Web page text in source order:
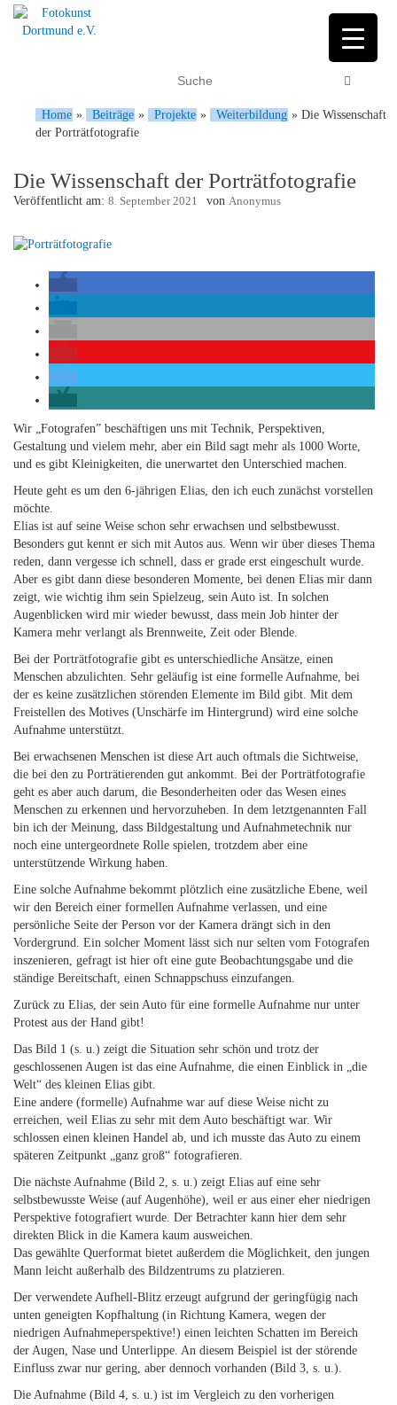
Home » Beiträge » Projekte » Weiterbildung »Die Wissenschaft
der Porträtfotografie
Die Wissenschaft der Porträtfotografie
Veröffentlicht am: 8. September 2021 von Anonymus
Wir „Fotografen” beschäftigen uns mit Technik, Perspektiven,
Gestaltung und vielem mehr, aber ein Bild sagt mehr als 1000 Worte,
und es gibt Kleinigkeiten, die unerwartet den Unterschied machen.
Heute geht es um den 6-jährigen Elias, den ich euch zunächst vorstellen
möchte.
Elias ist auf seine Weise schon sehr erwachsen und selbstbewusst.
Besonders gut kennt er sich mit Autos aus. Wenn wir über dieses Thema
reden, dann vergesse ich schnell, dass er grade erst eingeschult wurde.
Aber es gibt dann diese besonderen Momente, bei denen Elias mir dann
zeigt, wie wichtig ihm sein Spielzeug, sein Auto ist. In solchen
Augenblicken wird mir wieder bewusst, dass mein Job hinter der
Kamera mehr verlangt als Brennweite, Zeit oder Blende.
Bei der Porträtfotografie gibt es unterschiedliche Ansätze, einen
Menschen abzulichten. Sehr geläufig ist eine formelle Aufnahme, bei
der es keine zusätzlichen störenden Elemente im Bild gibt. Mit dem
Freistellen des Motives (Unschärfe im Hintergrund) wird eine solche
Aufnahme unterstützt.
Bei erwachsenen Menschen ist diese Art auch oftmals die Sichtweise,
die bei den zu Porträtierenden gut ankommt. Bei der Porträtfotografie
geht es aber auch darum, die Besonderheiten oder das Wesen eines
Menschen zu erkennen und hervorzuheben. In dem letztgenannten Fall
bin ich der Meinung, dass Bildgestaltung und Aufnahmetechnik nur
noch eine untergeordnete Rolle spielen, trotzdem aber eine
unterstützende Wirkung haben.
Eine solche Aufnahme bekommt plötzlich eine zusätzliche Ebene, weil
wir den Bereich einer formellen Aufnahme verlassen, und eine
persönliche Seite der Person vor der Kamera drängt sich in den
Vordergrund. Ein solcher Moment lässt sich nur selten vom Fotografen
inszenieren, gefragt ist hier oft eine gute Beobachtungsgabe und die
ständige Bereitschaft, einen Schnappschuss einzufangen.
Zurück zu Elias, der sein Auto für eine formelle Aufnahme nur unter
Protest aus der Hand gibt!
Das Bild 1 (s. u.) zeigt die Situation sehr schön und trotz der
geschlossenen Augen ist das eine Aufnahme, die einen Einblick in „die
Welt“ des kleinen Elias gibt.
Eine andere (formelle) Aufnahme war auf diese Weise nicht zu
erreichen, weil Elias zu sehr mit dem Auto beschäftigt war. Wir
schlossen einen kleinen Handel ab, und ich musste das Auto zu einem
späteren Zeitpunkt „ganz groß“ fotografieren.
Die nächste Aufnahme (Bild 2, s. u.) zeigt Elias auf eine sehr
selbstbewusste Weise (auf Augenhöhe), weil er aus einer eher niedrigen
Perspektive fotografiert wurde. Der Betrachter kann hier dem sehr
direkten Blick in die Kamera kaum ausweichen.
Das gewählte Querformat bietet außerdem die Möglichkeit, den jungen
Mann leicht außerhalb des Bildzentrums zu platzieren.
Der verwendete Aufhell-Blitz erzeugt aufgrund der geringfügig nach
unten geneigten Kopfhaltung (in Richtung Kamera, wegen der
niedrigen Aufnahmeperspektive!) einen leichten Schatten im Bereich
der Augen, Nase und Unterlippe. An diesem Beispiel ist der störende
Einfluss zwar nur gering, aber dennoch vorhanden (Bild 3, s. u.).
Die Aufnahme (Bild 4, s. u.) ist im Vergleich zu den vorherigen